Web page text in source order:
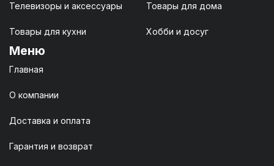
Телевизоры и аксессуары Товары для дома
Товары для кухни Хобби и досуг
Меню
Главная
О компании
Доставка и оплата
Гарантия и возврат